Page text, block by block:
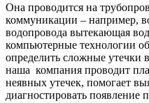
Она проводится на
коммуникации – например,
водопровода вытекающая
компьютерные технологии
определить сложные утечки
наша компания проводит
неявных утечек, помогает
диагностировать появление